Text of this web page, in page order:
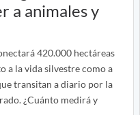
a animales y
420.000 hectáreas
a la vida silvestre como a
transitan a diario por la
¿Cuánto medirá y